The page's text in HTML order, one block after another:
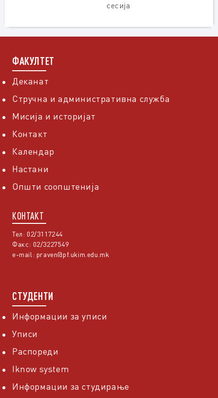
сесија
ФАКУЛТЕТ
Деканат
Стручна и административна служба
Мисија и историјат
Контакт
Календар
Настани
Општи соопштенија
КОНТАКТ
Тел: 02/3117244
Факс: 02/3227549
e-mail: praven@pf.ukim.edu.mk
СТУДЕНТИ
Информации за уписи
Уписи
Распореди
Iknow system
Информации за студирање